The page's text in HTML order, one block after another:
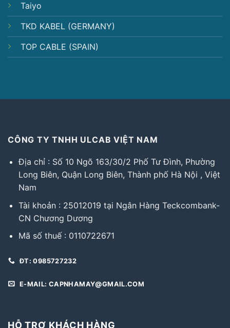
Taiyo
TKD KABEL (GERMANY)
TOP CABLE (SPAIN)
CÔNG TY TNHH ULCAB VIỆT NAM
Địa chỉ : Số 10 Ngõ 163/30/2 Phố Tư Đình, Phường
Long Biên, Quận Long Biên, Thành phố Hà Nội , Việt
Nam
Tài khoản : 25012019 tại Ngân Hàng Teckcombank-
CN Chương Dương
Mã số thuế : 0110722671
ĐT: 0985727232
E-MAIL: CAPNHAMAY@GMAIL.COM
HỖ TRỢ KHÁCH HÀNG